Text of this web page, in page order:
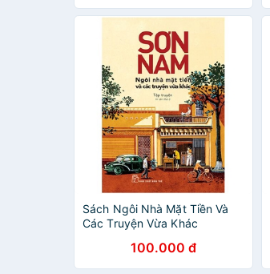
Sách Ngôi Nhà Mặt Tiền Và
Các Truyện Vừa Khác
100.000 đ